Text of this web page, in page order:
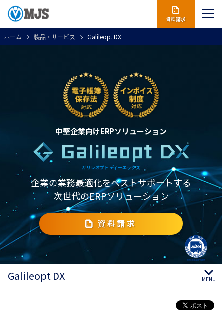
資料請求
ホーム 製品・サービス Galileopt DX
中堅企業向けERPソリューション
ガリレオプト ディーエックス
企業の業務最適化をベストサポートする
次世代のERPソリューション
資料請求
Galileopt DX MENU